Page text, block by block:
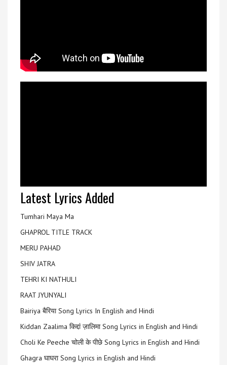
Latest Lyrics Added
Tumhari Maya Ma
GHAPROL TITLE TRACK
MERU PAHAD
SHIV JATRA
TEHRI KI NATHULI
RAAT JYUNYALI
Bairiya बैरिया Song Lyrics In English and Hindi
Kiddan Zaalima किद्दां ज़ालिमा Song Lyrics in English and Hindi
Choli Ke Peeche चोली के पीछे Song Lyrics in English and Hindi
Ghagra घाघरा Song Lyrics in English and Hindi